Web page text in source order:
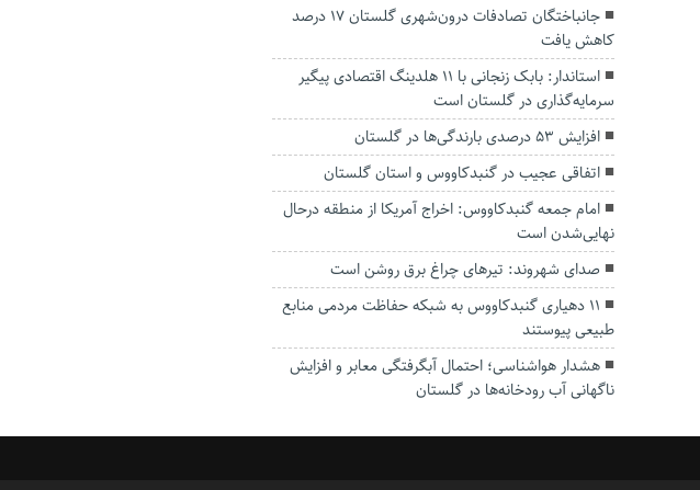
جانباختگان تصادفات درون‌شهری گلستان ۱۷ درصد
کاهش یافت
استاندار: بابک زنجانی با ۱۱ هلدینگ اقتصادی پیگیر
سرمایه‌گذاری در گلستان است
افزایش ۵۳ درصدی بارندگی‌ها در گلستان
اتفاقی عجیب در‌ گنبدکاووس و استان گلستان
امام جمعه گنبدکاووس: اخراج آمریکا از منطقه درحال
نهایی‌شدن است
صدای شهروند: تیرهای چراغ برق روشن است
۱۱ دهیاری گنبدکاووس به شبکه حفاظت مردمی منابع
طبیعی پیوستند
هشدار هواشناسی؛ احتمال آبگرفتگی معابر و افزایش
ناگهانی آب رودخانه‌ها در گلستان